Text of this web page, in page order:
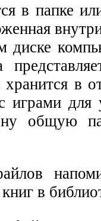
в папке
диске
в
играми для
общую
в